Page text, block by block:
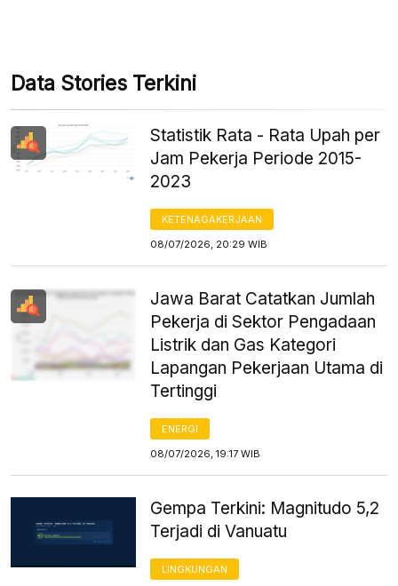
Data Stories Terkini
Statistik Rata - Rata Upah per
Jam Pekerja Periode 2015-
2023
KETENAGAKERJAAN
08/07/2026, 20:29 WIB
Jawa Barat Catatkan Jumlah
Pekerja di Sektor Pengadaan
Listrik dan Gas Kategori
Lapangan Pekerjaan Utama di
Tertinggi
ENERGI
08/07/2026, 19:17 WIB
Gempa Terkini: Magnitudo 5,2
Terjadi di Vanuatu
LINGKUNGAN